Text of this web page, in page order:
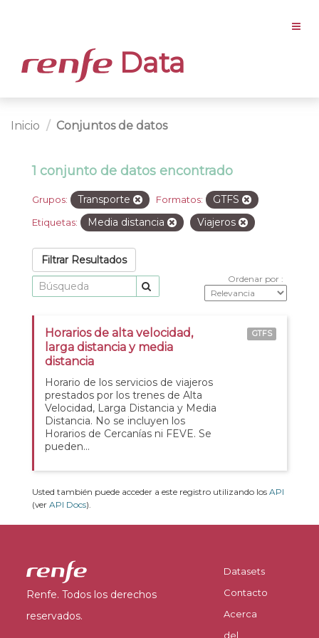
Data
Inicio Conjuntos de datos
1 conjunto de datos encontrado
Grupos: Transporte Formatos: GTFS
Etiquetas: Media distancia Viajeros
Filtrar Resultados
Ordenar por
Horarios de alta velocidad,
larga distancia y media
distancia
Horario de los servicios de viajeros
prestados por los trenes de Alta
Velocidad, Larga Distancia y Media
Distancia. No se incluyen los
Horarios de Cercanías ni FEVE. Se
pueden...
GTFS
Usted también puede acceder a este registro utilizando los API
(ver API Docs).
Renfe. Todos los derechos
reservados.
Datasets
Contacto
Acerca
del